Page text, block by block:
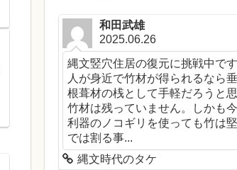
和田武雄
2025.06.26
縄文竪穴住居の復元に挑戦中で
人が身近で竹材が得られるなら
根葺材の桟として手軽だろうと
竹材は残っていません。しかも
利器のノコギリを使っても竹は
では割る事...
縄文時代のタケ